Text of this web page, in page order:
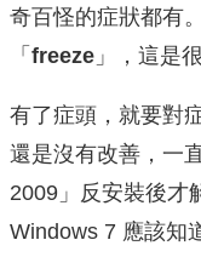
奇百怪的症狀都有
「 freeze 」，這是
有了症頭，就要對
還是沒有改善，一
2009」反安裝後才
Windows 7 應該知